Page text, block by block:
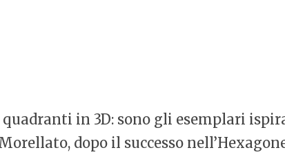
in 3D: sono gli esemplari
dopo il successo